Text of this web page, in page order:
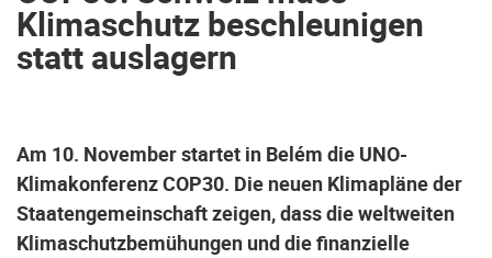
Klimaschutz beschleunigen
statt auslagern
Am 10. November startet in Belém die UNO-
Klimakonferenz COP30. Die neuen Klimapläne der
Staatengemeinschaft zeigen, dass die weltweiten
Klimaschutzbemühungen und die finanzielle